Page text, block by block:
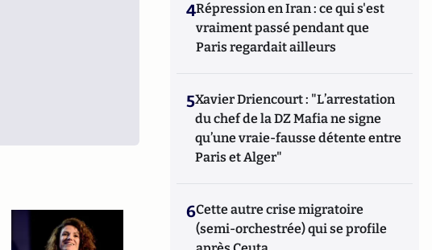
4Répression en Iran : ce qui s'est
vraiment passé pendant que
Paris regardait ailleurs
5Xavier Driencourt : "L’arrestation
du chef de la DZ Mafia ne signe
qu’une vraie-fausse détente entre
Paris et Alger"
6Cette autre crise migratoire
(semi-orchestrée) qui se profile